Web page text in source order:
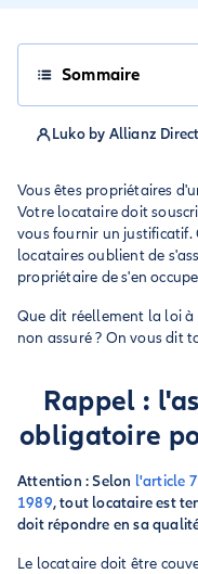
Sommaire
Luko by Allianz Direct
Vous êtes propriétaires
Votre locataire doit
vous fournir un justificatif.
locataires oublient de
propriétaire de s'en
Que dit réellement la loi à
non assuré ? On vous dit
Rappel :
obligatoire
Attention : Selon l'article
1989, tout locataire est
doit répondre en sa
Le locataire doit être